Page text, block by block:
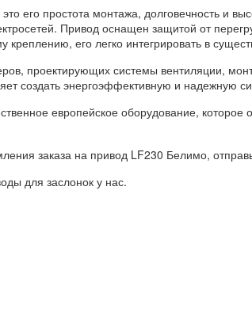
его простота монтажа, долговечность и
Привод оснащен защитой от
его легко интегрировать в
проектирующих системы вентиляции,
создать энергоэффективную и надежную
европейское оборудование,
заказа на привод LF230 Белимо,
для заслонок у нас.